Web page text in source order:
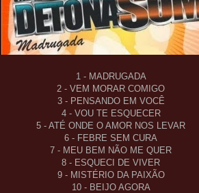
1 - MADRUGADA
2 - VEM MORAR COMIGO
3 - PENSANDO EM VOCÊ
4 - VOU TE ESQUECER
5 - ATÉ ONDE O AMOR NOS LEVAR
6 - FEBRE SEM CURA
7 - MEU BEM NÃO ME QUER
8 - ESQUECI DE VIVER
9 - MISTÉRIO DA PAIXÃO
10 - BEIJO AGORA